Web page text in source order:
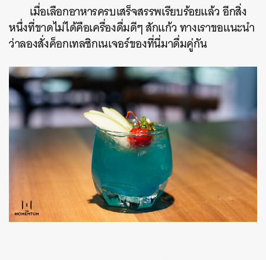
เมื่อเลือกอาหารครบเสร็จสรรพเรียบร้อยแล้ว อีกสิ่ง
หนึ่งที่ขาดไม่ได้คือเครื่องดื่มดีๆ สักแก้ว ทางเราขอแนะนำ
ว่าลองสั่งค็อกเทลซิกเนเจอร์ของที่นี่มาดื่มคู่กัน